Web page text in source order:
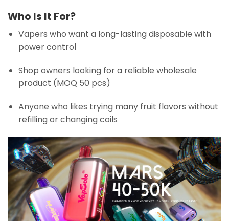
Who Is It For?
Vapers who want a long-lasting disposable with
power control
Shop owners looking for a reliable wholesale
product (MOQ 50 pcs)
Anyone who likes trying many fruit flavors without
refilling or changing coils